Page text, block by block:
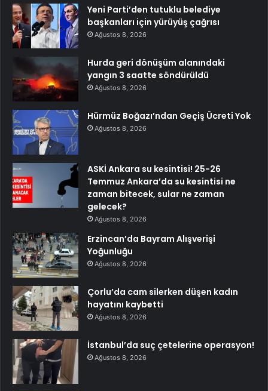
Yeni Parti’den tutuklu belediye
başkanları için yürüyüş çağrısı
Ağustos 8, 2026
Hurda geri dönüşüm alanındaki
yangın 3 saatte söndürüldü
Ağustos 8, 2026
Hürmüz Boğazı’ndan Geçiş Ücreti Yok
Ağustos 8, 2026
ASKİ Ankara su kesintisi! 25-26
Temmuz Ankara’da su kesintisi ne
zaman bitecek, sular ne zaman
gelecek?
Ağustos 8, 2026
Erzincan’da Bayram Alışverişi
Yoğunluğu
Ağustos 8, 2026
Çorlu’da cam silerken düşen kadın
hayatını kaybetti
Ağustos 8, 2026
İstanbul’da suç çetelerine operasyon!
Ağustos 8, 2026